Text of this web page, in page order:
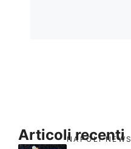
Articoli recenti
NAPOLI NEWS